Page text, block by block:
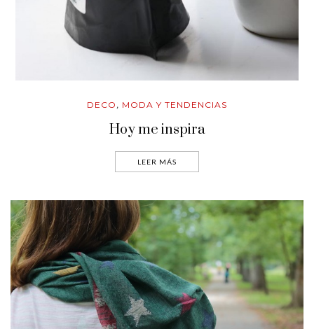
DECO , MODA Y TENDENCIAS
Hoy me inspira
LEER MÁS